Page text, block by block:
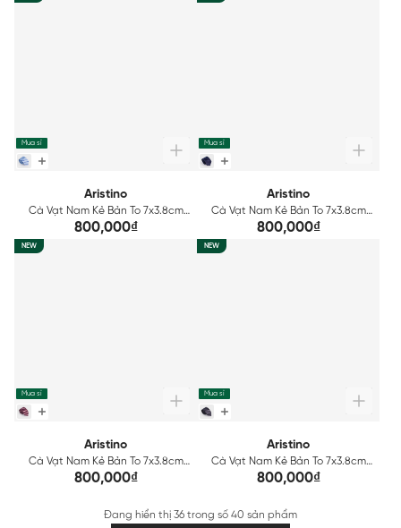
Mua sỉ
Aristino
Cà Vạt Nam Kẻ Bản To 7x3.8cm
Aristino ATI0220S2
800,000₫
Mua sỉ
Aristino
Cà Vạt Nam Kẻ Bản To 7x3.8cm
Aristino ATI0230S2
800,000₫
NEW
Mua sỉ
Aristino
Cà Vạt Nam Kẻ Bản To 7x3.8cm
Aristino ATI0240S2
800,000₫
NEW
Mua sỉ
Aristino
Cà Vạt Nam Kẻ Bản To 7x3.8cm
Aristino ATI0250S2
800,000₫
Đang hiển thị 36 trong số 40 sản phẩm